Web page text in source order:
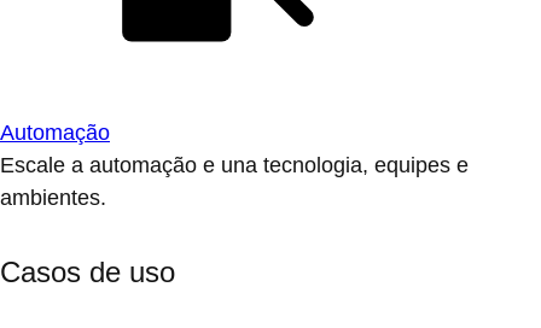
Automação
Escale a automação e una tecnologia, equipes e
ambientes.
Casos de uso